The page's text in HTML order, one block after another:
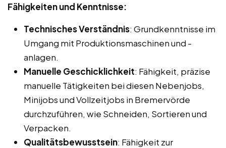
Fähigkeiten und Kenntnisse:
Technisches Verständnis: Grundkenntnisse im
Umgang mit Produktionsmaschinen und -
anlagen.
Manuelle Geschicklichkeit: Fähigkeit, präzise
manuelle Tätigkeiten bei diesen Nebenjobs,
Minijobs und Vollzeitjobs in Bremervörde
durchzuführen, wie Schneiden, Sortieren und
Verpacken.
Qualitätsbewusstsein: Fähigkeit zur